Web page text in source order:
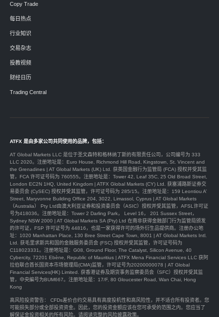
Copy Trade
每日热点
行业知识
交易杂志
投教视频
财经日历
Trading Central
ATFX 是由多家公司共同使用的品牌，包括：
AT Global Markets LLC 是位于圣文森特和格林纳丁斯的有限责任公司，公司编号为 333
LLC 2020。注册地址是：Euro House, Richmond Hill Road, Kingstown, St. Vincent and
the Grenadines | AT Global Markets (UK) Ltd. 获英国金融行为监管局 (FCA) 授权并受其监
管，FCA 许可证号码为 760555。注册地址是：Tower 42, Leaf 35C, 25 Old Broad Street,
London EC2N 1HQ, United Kingdom | ATFX Global Markets (CY) Ltd. 获塞浦路斯证券交
易委员会 (CySEC) 授权并受其监管，许可证号码为 285/15。注册地址是：159 Leontiou A’
Street, Maryvonne Building Office 204, 3022, Limassol, Cyprus | AT Global Markets
（Australia） Pty Ltd由澳大利亚证券和投资委员会（ASIC）授权并受其监管，AFSL许可证
号为418036。注册地址是：Tower 2 Darling Park， Level 16， 201 Sussex Street，
Sydney NSW 2000 | AT Global Markets SA (Pty) Ltd 在南非获得金融部门行为监管局颁发
的许可证，FSP 许可证号为 44816，也是一家获得许可的场外衍生品提供商。注册办公地
址：1020 Manhattan Place, 130 Bree Street Cape Town, 8001 | AT Global Markets Intl.
Ltd. 获毛里求斯共和国的金融服务委员会 (FSC) 授权并受其监管，许可证号码为
C118023331。注册地址是：G08, Ground Floor, The Catalyst, Silicon Avenue, 40
Cybercity, 72201 Ebène, Republic of Mauritius | ATFX Mena Financial Services LLC 获阿
拉伯联合酋长国资本市场管理局(CMA)监管，许可证号为20200000078 | AT Global
Financial Services(HK) Limited. 获香港证券及期货事务监察委员会（SFC）授权并受其监
管，中央編号为BUM667。注册地址是：17/F, 80 Gloucester Road, Wan Chai, Hong
Kong
高风险投资警告： CFDs差价合约交易具有高度投机性和高风险性，并不适合所有投资者。您
可能损失部分或全部投资资金。因此，您的投资金额应该在您可承受的范围之内。您应当了
解保证金投资相关的所有风险。请阅读完整的风险披露政策。